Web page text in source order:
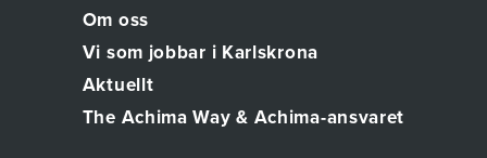
Om oss
Vi som jobbar i Karlskrona
Aktuellt
The Achima Way & Achima-ansvaret